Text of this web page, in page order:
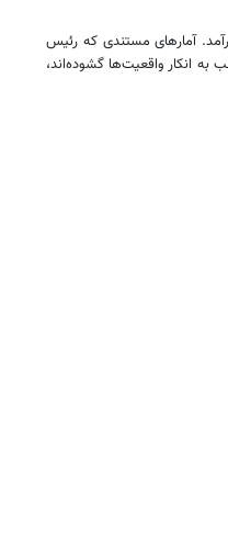
آمارهای مستندی که رئیس
لب به انکار واقعیت‌ها گشوده‌اند،